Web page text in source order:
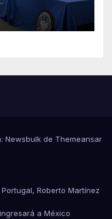
Newsbulkde Themeansar
Roberto Martínez
a México